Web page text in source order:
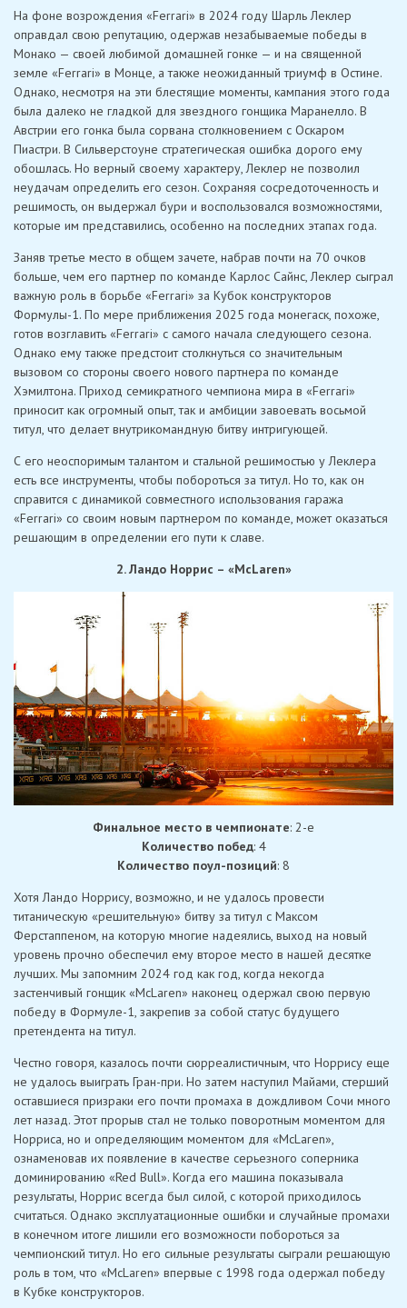
На фоне возрождения «Ferrari» в 2024 году Шарль Леклер
оправдал свою репутацию, одержав незабываемые победы в
Монако — своей любимой домашней гонке — и на священной
земле «Ferrari» в Монце, а также неожиданный триумф в Остине.
Однако, несмотря на эти блестящие моменты, кампания этого года
была далеко не гладкой для звездного гонщика Маранелло. В
Австрии его гонка была сорвана столкновением с Оскаром
Пиастри. В Сильверстоуне стратегическая ошибка дорого ему
обошлась. Но верный своему характеру, Леклер не позволил
неудачам определить его сезон. Сохраняя сосредоточенность и
решимость, он выдержал бури и воспользовался возможностями,
которые им представились, особенно на последних этапах года.
Заняв третье место в общем зачете, набрав почти на 70 очков
больше, чем его партнер по команде Карлос Сайнс, Леклер сыграл
важную роль в борьбе «Ferrari» за Кубок конструкторов
Формулы-1. По мере приближения 2025 года монегаск, похоже,
готов возглавить «Ferrari» с самого начала следующего сезона.
Однако ему также предстоит столкнуться со значительным
вызовом со стороны своего нового партнера по команде
Хэмилтона. Приход семикратного чемпиона мира в «Ferrari»
приносит как огромный опыт, так и амбиции завоевать восьмой
титул, что делает внутрикомандную битву интригующей.
С его неоспоримым талантом и стальной решимостью у Леклера
есть все инструменты, чтобы побороться за титул. Но то, как он
справится с динамикой совместного использования гаража
«Ferrari» со своим новым партнером по команде, может оказаться
решающим в определении его пути к славе.
2. Ландо Норрис – «McLaren»
Финальное место в чемпионате: 2-е
Количество побед: 4
Количество поул-позиций: 8
Хотя Ландо Норрису, возможно, и не удалось провести
титаническую «решительную» битву за титул с Максом
Ферстаппеном, на которую многие надеялись, выход на новый
уровень прочно обеспечил ему второе место в нашей десятке
лучших. Мы запомним 2024 год как год, когда некогда
застенчивый гонщик «McLaren» наконец одержал свою первую
победу в Формуле-1, закрепив за собой статус будущего
претендента на титул.
Честно говоря, казалось почти сюрреалистичным, что Норрису еще
не удалось выиграть Гран-при. Но затем наступил Майами, стерший
оставшиеся призраки его почти промаха в дождливом Сочи много
лет назад. Этот прорыв стал не только поворотным моментом для
Норриса, но и определяющим моментом для «McLaren»,
ознаменовав их появление в качестве серьезного соперника
доминированию «Red Bull». Когда его машина показывала
результаты, Норрис всегда был силой, с которой приходилось
считаться. Однако эксплуатационные ошибки и случайные промахи
в конечном итоге лишили его возможности побороться за
чемпионский титул. Но его сильные результаты сыграли решающую
роль в том, что «McLaren» впервые с 1998 года одержал победу
в Кубке конструкторов.